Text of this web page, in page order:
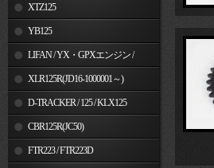
XTZ125
YB125
LIFAN / YX・GPXエンジン /
JinchengXLR125R(JD16-1000001～)
D-TRACKER / 125 / KLX125
CBR125R(JC50)
FTR223 / FTR223D